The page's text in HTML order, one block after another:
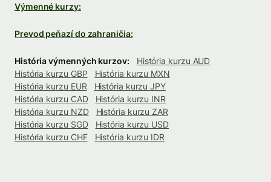
Výmenné kurzy:
Prevod peňazí do zahraničia:
História výmenných kurzov:
História kurzu AUD
História kurzu GBP
História kurzu MXN
História kurzu EUR
História kurzu JPY
História kurzu CAD
História kurzu INR
História kurzu NZD
História kurzu ZAR
História kurzu SGD
História kurzu USD
História kurzu CHF
História kurzu IDR